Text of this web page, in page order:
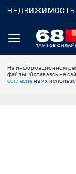
НЕДВИЖИМОСТЬ
На информационном
файлы. Оставаясь на
согласиена их